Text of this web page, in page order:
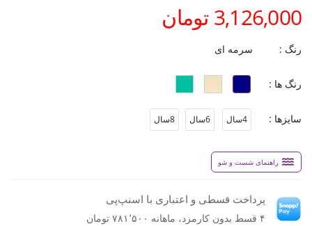
3,126,000 تومان
رنگ : سرمه ای
رنگ ها :
سایزها : 4سال 6سال 8سال
راهنمای شست و شو
پرداخت قسطی و اعتباری با اسنپ‌پی
۴ قسط بدون کارمزد، ماهانه ۷۸۱٬۵۰۰ تومان